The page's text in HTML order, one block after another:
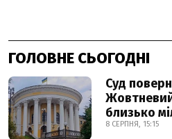
ГОЛОВНЕ СЬОГОДНІ
Суд
близько
8 СЕРПНЯ, 15:15